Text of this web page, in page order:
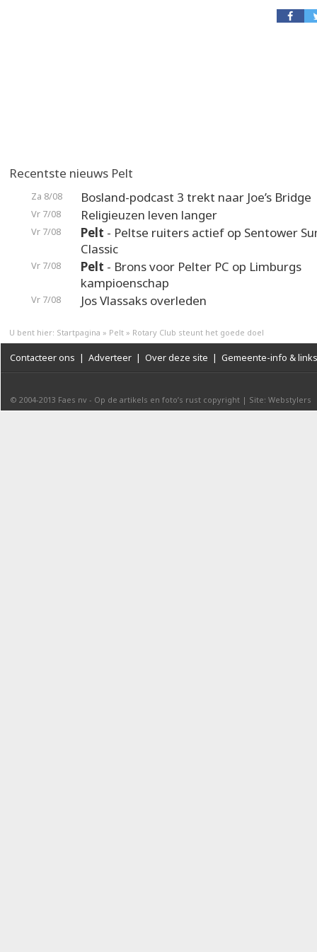
Recentste nieuws Pelt
Za 8/08 Bosland-podcast 3 trekt naar Joe’s Bridge
Vr 7/08 Religieuzen leven langer
Vr 7/08 Pelt - Peltse ruiters actief op Sentower
Classic
Vr 7/08 Pelt - Brons voor Pelter PC op Limburgs
kampioenschap
Vr 7/08 Jos Vlassaks overleden
U bent hier: Startpagina » Pelt » Rotary Club steunt het goede doel
Contacteer ons | Adverteer | Over deze site | Gemeente-info & links
© 2004-2013 Faes nv - Op de artikels en foto’s rust copyright | Site: Webstylers